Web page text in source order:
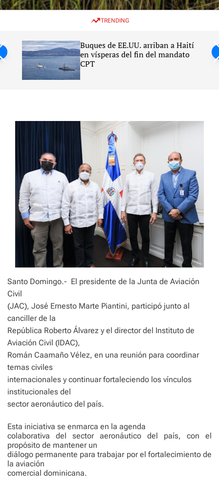
w
c
o
e
e
TRENDING
Buques de EE.UU. arriban a Haití
en vísperas del fin del mandato
CPT
Santo Domingo.- El presidente de la Junta de Aviación
Civil
(JAC), José Ernesto Marte Piantini, participó junto al
canciller de la
República Roberto Álvarez y el director del Instituto de
Aviación Civil (IDAC),
Román Caamaño Vélez, en una reunión para coordinar
temas civiles
internacionales y continuar fortaleciendo los vínculos
institucionales del
sector aeronáutico del país.
Esta iniciativa se enmarca en la agenda
colaborativa del sector aeronáutico del país, con el
propósito de mantener un
diálogo permanente para trabajar por el fortalecimiento de
la aviación
comercial dominicana.